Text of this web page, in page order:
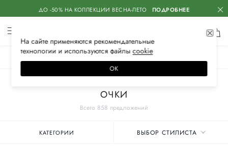
ДО -50% НА КОЛЛЕКЦИИ ВЕСНА-ЛЕТО ПОДРОБНЕЕ
Всего 858 предложений
ОЧКИ
КАТЕГОРИИ ВЫБОР СТИЛИСТА
На сайте применяются рекомендательные
технологии и используются файлысооkiе
ОК